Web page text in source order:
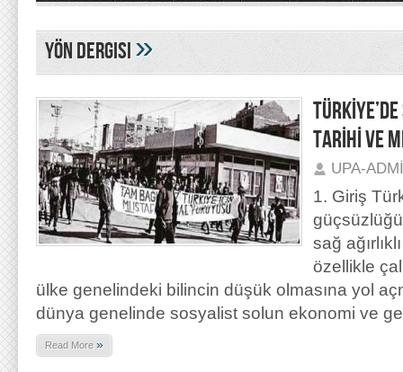
yön dergisi»
TARİHİ VE
UPA-
1. Giriş
sağ
özellikle
ülke genelindeki bilincin düşük olmasına yol
dünya genelinde sosyalist solun ekonomi ve
Read More »